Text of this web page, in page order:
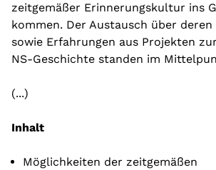
zeitgemäßer Erinnerungskultur ins
kommen. Der Austausch über
sowie Erfahrungen aus Projekten
NS-Geschichte standen im
(...)
Inhalt
Möglichkeiten der zeitgemäßen